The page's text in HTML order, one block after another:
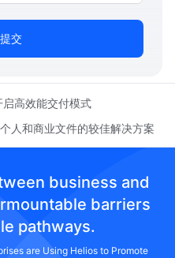
交
高效能交付模式
人和商业文件的较佳解决方案
business and
barriers
pathways.
are Using Helios to Promote